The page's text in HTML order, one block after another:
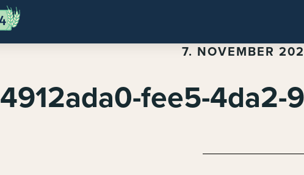
7. NOVEMBER
4912ada0-fee5-4da2-